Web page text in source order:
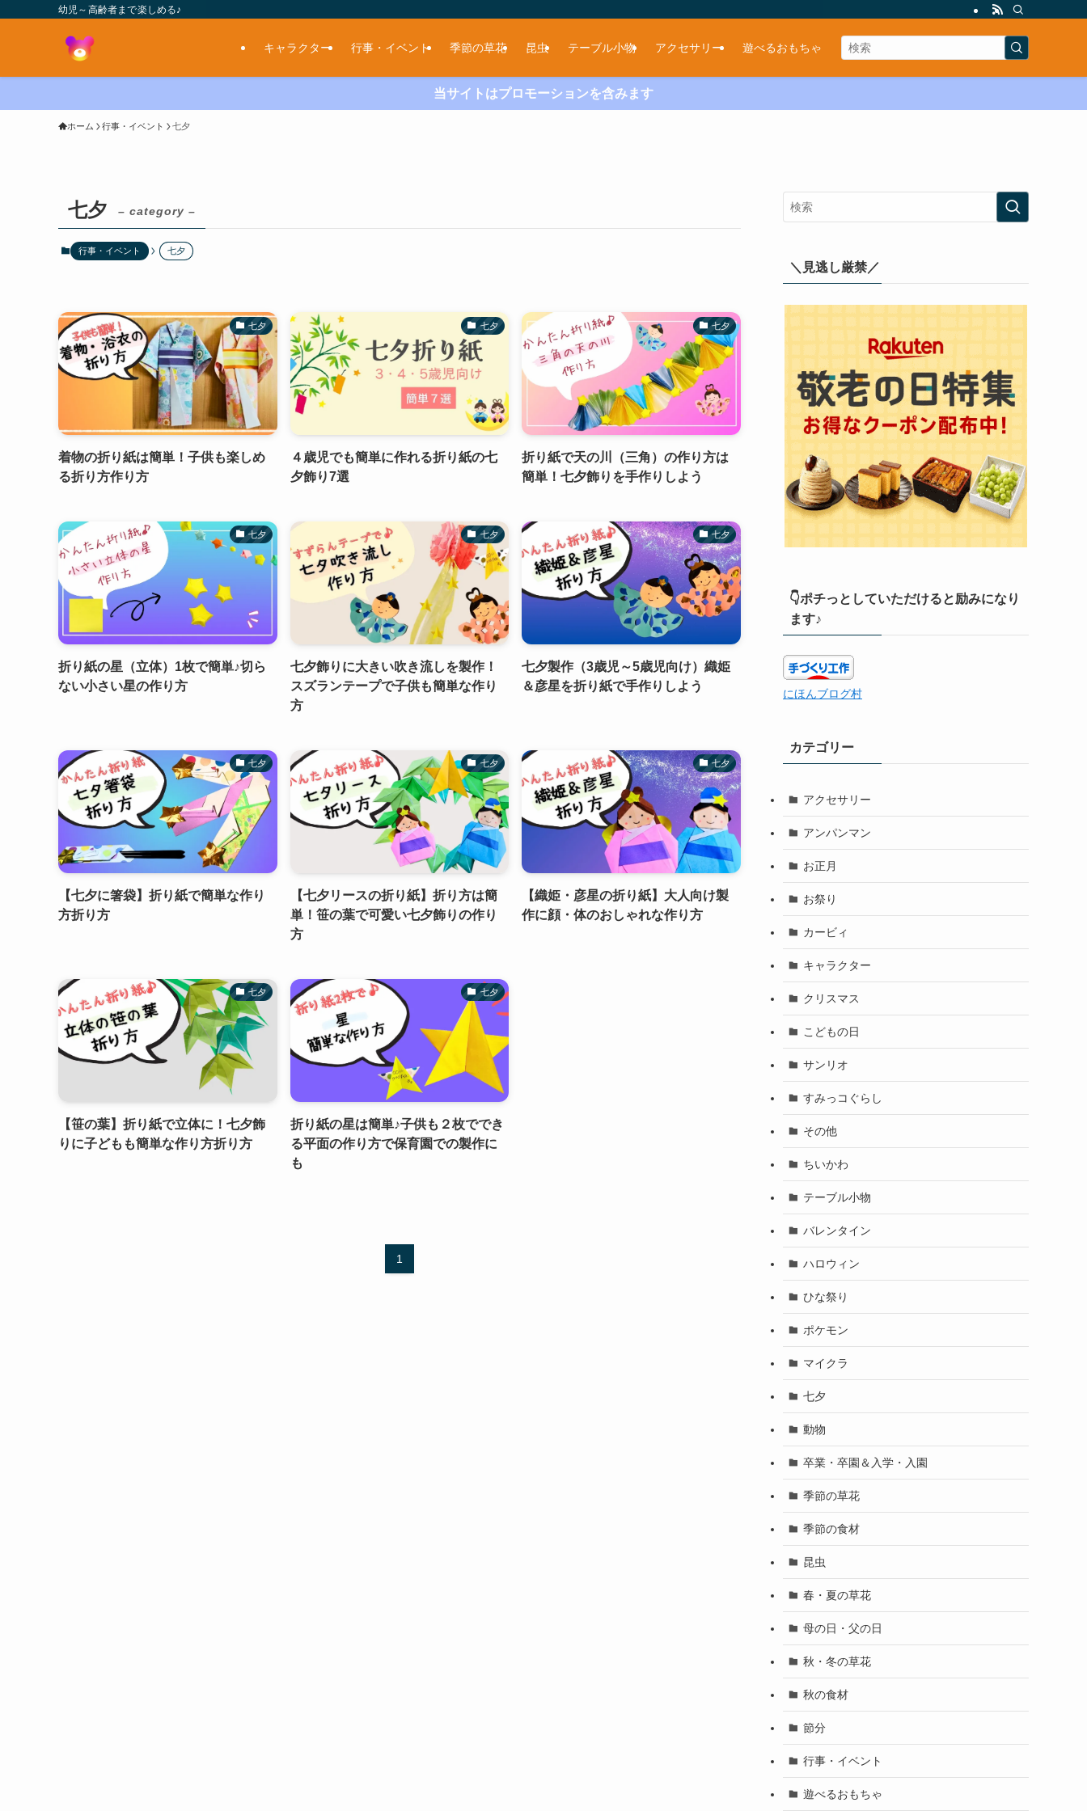
幼児～高齢者まで楽しめる♪
キャラクター 行事・イベント 季節の草花 昆虫 テーブル小物 アクセサリー 遊べるおもちゃ
当サイトはプロモーションを含みます
ホーム 行事・イベント 七夕
七夕 – category –
行事・イベント 七夕
七夕
着物の折り紙は簡単！子供も楽しめ
る折り方作り方
七夕
４歳児でも簡単に作れる折り紙の七
夕飾り7選
七夕
折り紙で天の川（三角）の作り方は
簡単！七夕飾りを手作りしよう
七夕
折り紙の星（立体）1枚で簡単♪切ら
ない小さい星の作り方
七夕
七夕飾りに大きい吹き流しを製作！
スズランテープで子供も簡単な作り
方
七夕
七夕製作（3歳児～5歳児向け）織姫
＆彦星を折り紙で手作りしよう
七夕
【七夕に箸袋】折り紙で簡単な作り
方折り方
七夕
【七夕リースの折り紙】折り方は簡
単！笹の葉で可愛い七夕飾りの作り
方
七夕
【織姫・彦星の折り紙】大人向け製
作に顔・体のおしゃれな作り方
七夕
【笹の葉】折り紙で立体に！七夕飾
りに子どもも簡単な作り方折り方
七夕
折り紙の星は簡単♪子供も２枚ででき
る平面の作り方で保育園での製作に
も
1
＼見逃し厳禁／
👇ポチっとしていただけると励みになり
ます♪
にほんブログ村
カテゴリー
アクセサリー
アンパンマン
お正月
お祭り
カービィ
キャラクター
クリスマス
こどもの日
サンリオ
すみっコぐらし
その他
ちいかわ
テーブル小物
バレンタイン
ハロウィン
ひな祭り
ポケモン
マイクラ
七夕
動物
卒業・卒園＆入学・入園
季節の草花
季節の食材
昆虫
春・夏の草花
母の日・父の日
秋・冬の草花
秋の食材
節分
行事・イベント
遊べるおもちゃ